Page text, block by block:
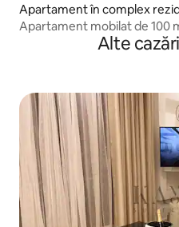
Apartament în complex
Apartament mobilat de 100
Alte